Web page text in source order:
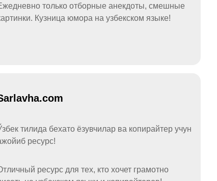
только отборные анекдоты, смешные
Кузница юмора на узбекском языке!
тилида бехато ёзувчилар ва копирайтер учун
ресурс!
ресурс для тех, кто хочет грамотно